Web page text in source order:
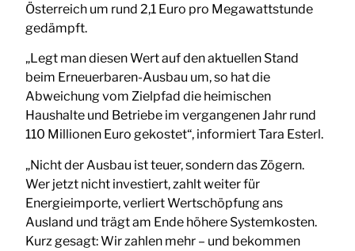
Österreich um rund 2,1 Euro pro Megawattstunde
gedämpft.
„Legt man diesen Wert auf den aktuellen Stand
beim Erneuerbaren-Ausbau um, so hat die
Abweichung vom Zielpfad die heimischen
Haushalte und Betriebe im vergangenen Jahr rund
110 Millionen Euro gekostet“, informiert Tara Esterl.
„Nicht der Ausbau ist teuer, sondern das Zögern.
Wer jetzt nicht investiert, zahlt weiter für
Energieimporte, verliert Wertschöpfung ans
Ausland und trägt am Ende höhere Systemkosten.
Kurz gesagt: Wir zahlen mehr – und bekommen